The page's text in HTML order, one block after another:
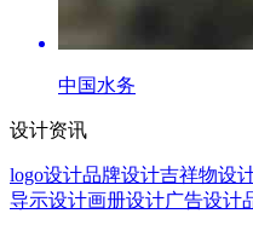
中国水务
设计资讯
logo设计品牌设计吉祥物设
导示设计画册设计广告设计